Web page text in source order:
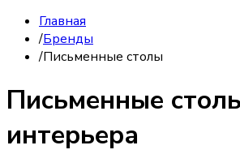
Главная
/Бренды
/Письменные столы
Письменные
интерьера